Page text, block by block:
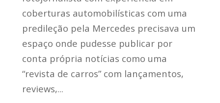
coberturas automobilísticas com uma
predileção pela Mercedes precisava um
espaço onde pudesse publicar por
conta própria notícias como uma
“revista de carros” com lançamentos,
reviews,...